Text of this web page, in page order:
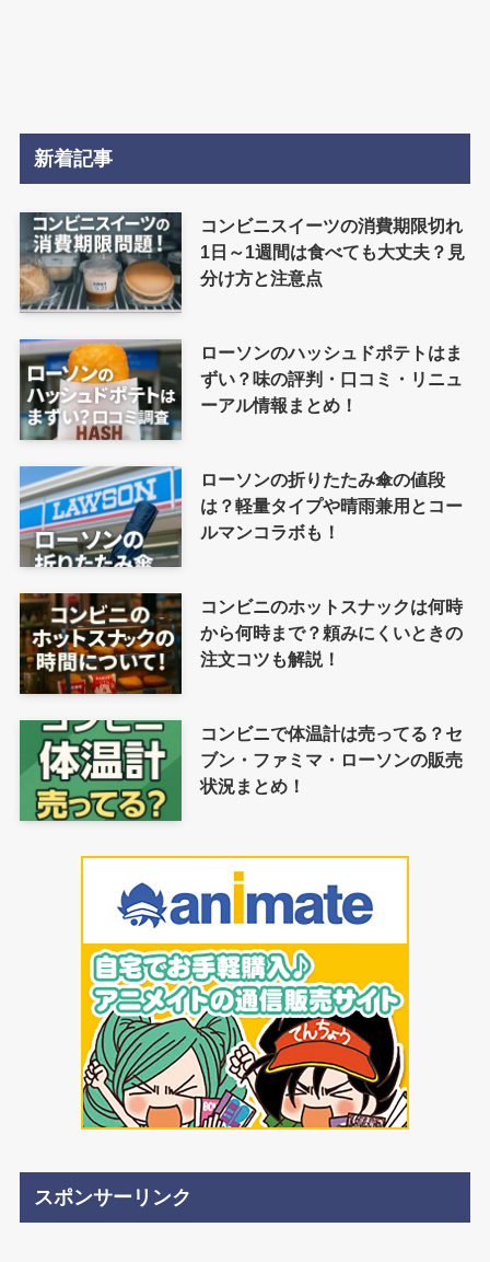
新着記事
コンビニスイーツの消費期限切れ
1日～1週間は食べても大丈夫？見
分け方と注意点
ローソンのハッシュドポテトはま
ずい？味の評判・口コミ・リニュ
ーアル情報まとめ！
ローソンの折りたたみ傘の値段
は？軽量タイプや晴雨兼用とコー
ルマンコラボも！
コンビニのホットスナックは何時
から何時まで？頼みにくいときの
注文コツも解説！
コンビニで体温計は売ってる？セ
ブン・ファミマ・ローソンの販売
状況まとめ！
スポンサーリンク